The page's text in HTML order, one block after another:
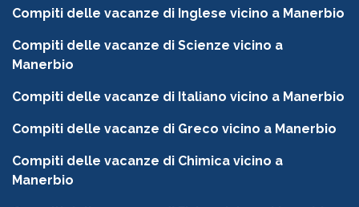
Compiti delle vacanze di Inglese vicino a Manerbio
Compiti delle vacanze di Scienze vicino a
Manerbio
Compiti delle vacanze di Italiano vicino a Manerbio
Compiti delle vacanze di Greco vicino a Manerbio
Compiti delle vacanze di Chimica vicino a
Manerbio